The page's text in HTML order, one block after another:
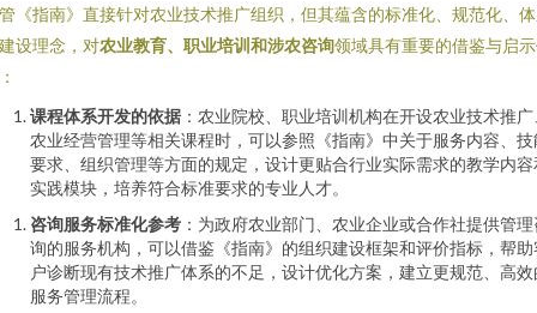
《指南》直接针对农业技术推广组织，但其蕴含的标准化、规范化、
设理念，对农业教育、职业培训和涉农咨询领域具有重要的借鉴与启
课程体系开发的依据 ：农业院校、职业培训机构在开设农业技术推
农业经营管理等相关课程时，可以参照《指南》中关于服务内容、技
要求、组织管理等方面的规定，设计更贴合行业实际需求的教学内容
实践模块，培养符合标准要求的专业人才。
咨询服务标准化参考 ：为政府农业部门、农业企业或合作社提供管
询的服务机构，可以借鉴《指南》的组织建设框架和评价指标，帮助
户诊断现有技术推广体系的不足，设计优化方案，建立更规范、高效
服务管理流程。